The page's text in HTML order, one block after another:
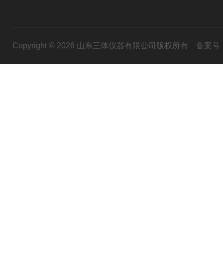
Copyright © 2026 山东三体仪器有限公司版权所有 备案号